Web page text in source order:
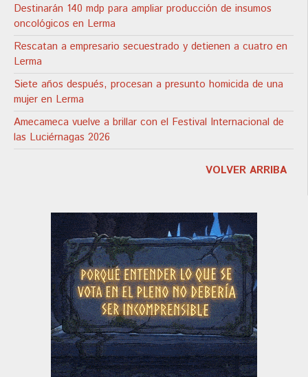
Destinarán 140 mdp para ampliar producción de insumos
oncológicos en Lerma
Rescatan a empresario secuestrado y detienen a cuatro en
Lerma
Siete años después, procesan a presunto homicida de una
mujer en Lerma
Amecameca vuelve a brillar con el Festival Internacional de
las Luciérnagas 2026
VOLVER ARRIBA